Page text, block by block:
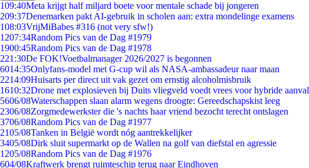
109:40Meta krijgt half miljard boete voor mentale schade bij jongeren
209:37Denemarken pakt AI-gebruik in scholen aan: extra mondelinge examens
108:03VrijMiBabes #316 (not very sfw!)
1207:34Random Pics van de Dag #1979
1900:45Random Pics van de Dag #1978
221:30De FOK!Voetbalmanager 2026/2027 is begonnen
6014:35Onlyfans-model met G-cup wil als NASA-ambassadeur naar maan
2214:09Huisarts per direct uit vak gezet om ernstig alcoholmisbruik
1610:32Drone met explosieven bij Duits vliegveld voedt vrees voor hybride aanval
5606/08Waterschappen slaan alarm wegens droogte: Gereedschapskist leeg
2306/08Zorgmedewerkster die 's nachts haar vriend bezocht terecht ontslagen
3706/08Random Pics van de Dag #1977
2105/08Tanken in België wordt nóg aantrekkelijker
3405/08Dirk sluit supermarkt op de Wallen na golf van diefstal en agressie
1205/08Random Pics van de Dag #1976
604/08Kraftwerk brengt ruimteschip terug naar Eindhoven